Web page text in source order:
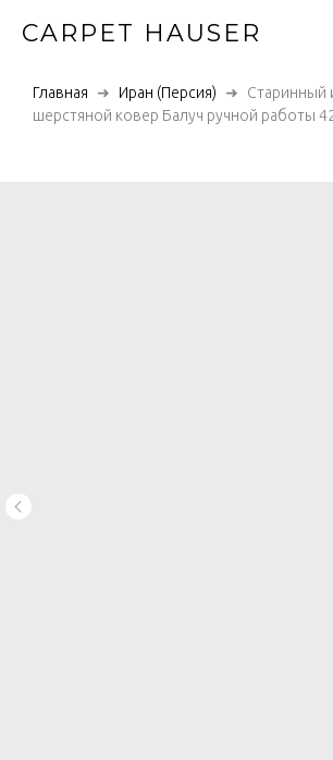
CARPET HAUSER
Главная Иран (Персия)
Старинный
шерстяной ковер Балуч ручной работы